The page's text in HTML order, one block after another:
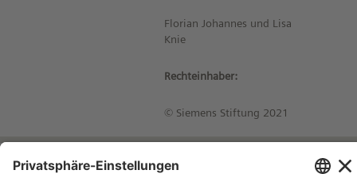
Florian Johannes und Lisa
Knie
Rechteinhaber:
© Siemens Stiftung 2021